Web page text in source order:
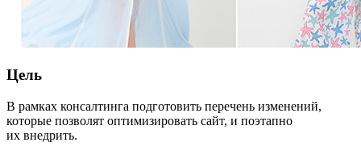
Цель
В рамках консалтинга подготовить перечень изменений,
которые позволят оптимизировать сайт, и поэтапно
их внедрить.